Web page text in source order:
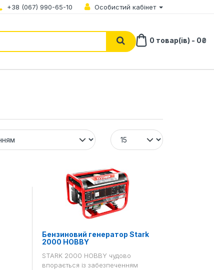
+38 (067) 990-65-10 Особистий кабінет
0 товар(ів) - 0₴
Бензиновий генератор Stark
2000 HOBBY
STARK 2000 HOBBY чудово
впорається із забезпеченням